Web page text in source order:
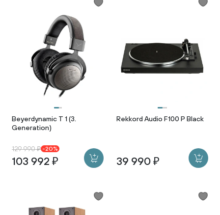
Beyerdynamic T 1 (3.
Generation)
129 990 ₽ -20%
103 992 ₽
Rekkord Audio F100 P Black
39 990 ₽